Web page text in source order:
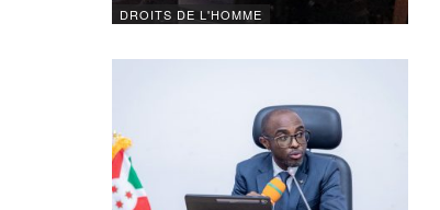
DROITS DE L'HOMME